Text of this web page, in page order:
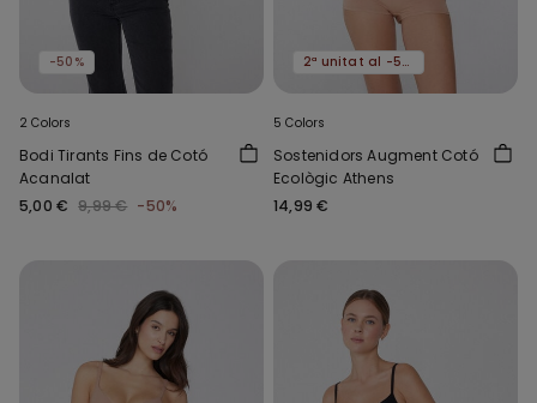
-50%
2 Colors
Bodi Tirants Fins de Cotó
Acanalat
5,00 € 9,99 € -50%
2ª unitat al -50%
5 Colors
Sostenidors Augment Cotó
Ecològic Athens
14,99 €